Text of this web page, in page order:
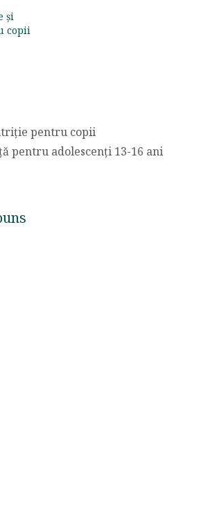
și
copii
pentru copii
pentru adolescenți 13-16 ani